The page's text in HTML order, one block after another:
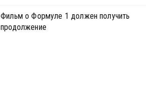
Фильм о Формуле 1 должен получить
продолжение